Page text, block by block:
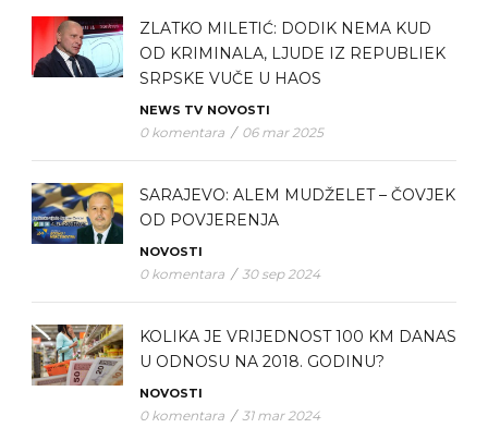
ZLATKO MILETIĆ: DODIK NEMA KUD
OD KRIMINALA, LJUDE IZ REPUBLIEK
SRPSKE VUČE U HAOS
NEWS TV NOVOSTI
0 komentara / 06 mar 2025
SARAJEVO: ALEM MUDŽELET – ČOVJEK
OD POVJERENJA
NOVOSTI
0 komentara / 30 sep 2024
KOLIKA JE VRIJEDNOST 100 KM DANAS
U ODNOSU NA 2018. GODINU?
NOVOSTI
0 komentara / 31 mar 2024